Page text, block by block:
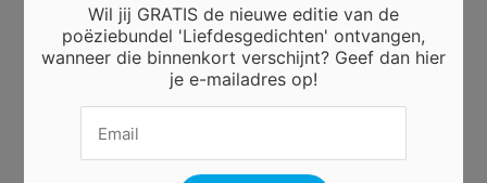
Wil jij GRATIS de nieuwe editie van de
poëziebundel 'Liefdesgedichten' ontvangen,
wanneer die binnenkort verschijnt? Geef dan hier
je e-mailadres op!